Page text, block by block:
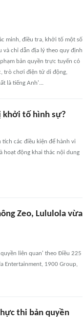
minh, điều tra, khởi tố một số
và chỉ dẫn địa lý theo quy định
bản quyền trực tuyến có
trò chơi điện tử di động,
là tiếng Anh'...
khởi tố hình sự?
tích các điều kiện để hành vi
hoạt động khai thác nội dung
Zeo, Lululola vừa
liên quan' theo Điều 225
Entertainment, 1900 Group,
thi bản quyền